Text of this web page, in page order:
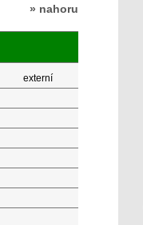
» nahoru
externí